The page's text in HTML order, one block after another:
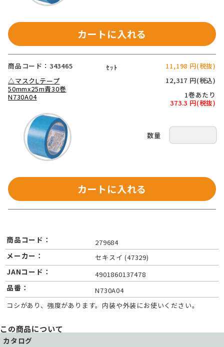
カートに入れる
商品コード：343465
△マスクLテープ
50mmx25m青30巻
N730A04
ｾｯﾄ
11,198 円(税抜)
12,317 円(税込)
1巻あたり
373.3 円(税抜)
カートに入れる
商品コード： 279684
メーカー： セキスイ (47329)
JANコード： 4901860137478
品番：
N730A04
コシがあり、強度があります。内装や外装にお使いください。
この商品について
カタログ